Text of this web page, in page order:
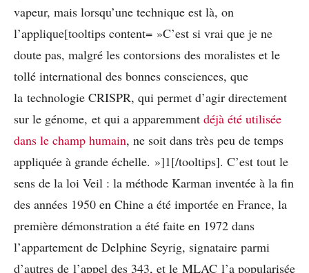
vapeur, mais lorsqu’une technique est là, on
l’applique[tooltips content= »C’est si vrai que je ne
doute pas, malgré les contorsions des moralistes et le
tollé international des bonnes consciences, que
la technologie CRISPR, qui permet d’agir directement
sur le génome, et qui a apparemment déjà été utilisée
dans le champ humain, ne soit dans très peu de temps
appliquée à grande échelle. »]1[/tooltips]. C’est tout le
sens de la loi Veil : la méthode Karman inventée à la fin
des années 1950 en Chine a été importée en France, la
première démonstration a été faite en 1972 dans
l’appartement de Delphine Seyrig, signataire parmi
d’autres de l’appel des 343, et le MLAC l’a popularisée